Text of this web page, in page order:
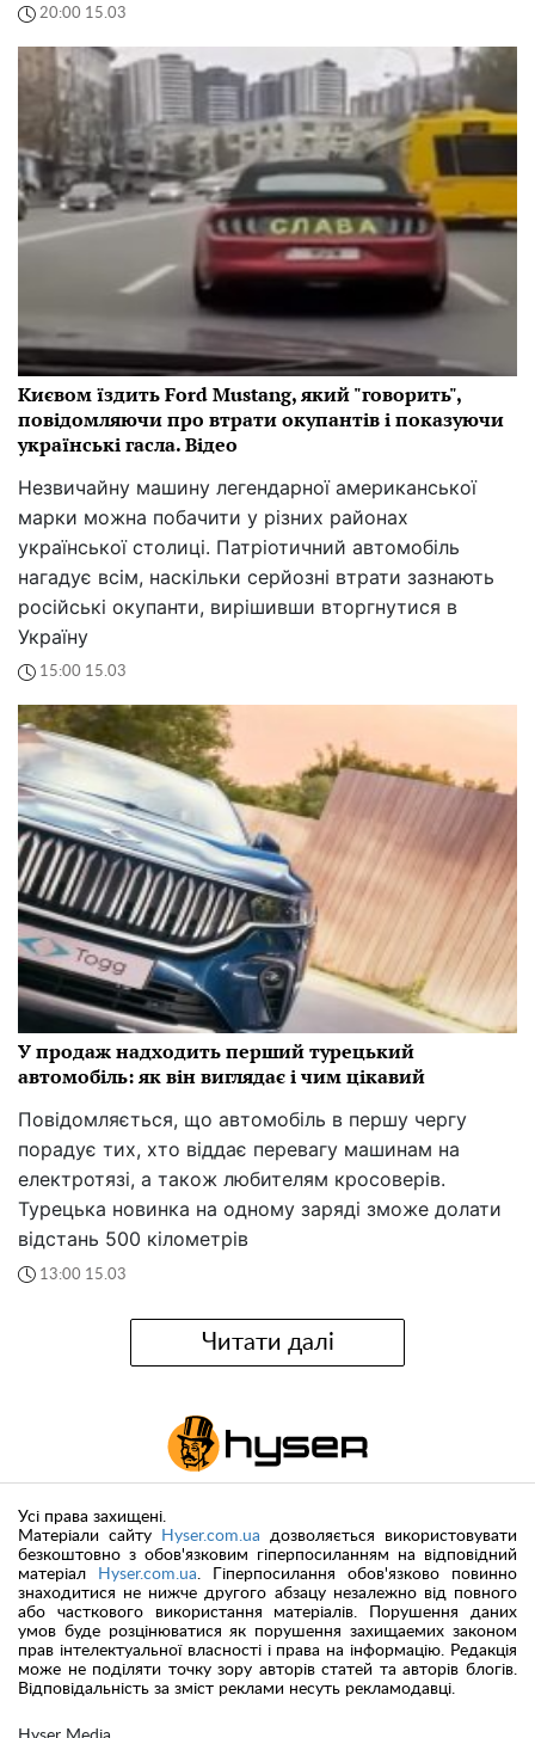
20:00 15.03
Києвом їздить Ford Mustang, який "говорить",
повідомляючи про втрати окупантів і показуючи
українські гасла. Відео
Незвичайну машину легендарної американської
марки можна побачити у різних районах
української столиці. Патріотичний автомобіль
нагадує всім, наскільки серйозні втрати зазнають
російські окупанти, вирішивши вторгнутися в
Україну
15:00 15.03
У продаж надходить перший турецький
автомобіль: як він виглядає і чим цікавий
Повідомляється, що автомобіль в першу чергу
порадує тих, хто віддає перевагу машинам на
електротязі, а також любителям кросоверів.
Турецька новинка на одному заряді зможе долати
відстань 500 кілометрів
13:00 15.03
Читати далі
Усі права захищені.
Матеріали сайту
Hyser.com.ua дозволяється використовувати
безкоштовно з обов'язковим гіперпосиланням на відповідний
матеріал
Hyser.com.ua. Гіперпосилання обов'язково повинно
знаходитися не нижче другого абзацу незалежно від повного
або часткового використання матеріалів. Порушення даних
умов буде розцінюватися як порушення захищаемих законом
прав інтелектуальної власності і права на інформацію. Редакція
може не поділяти точку зору авторів статей та авторів блогів.
Відповідальність за зміст реклами несуть рекламодавці.